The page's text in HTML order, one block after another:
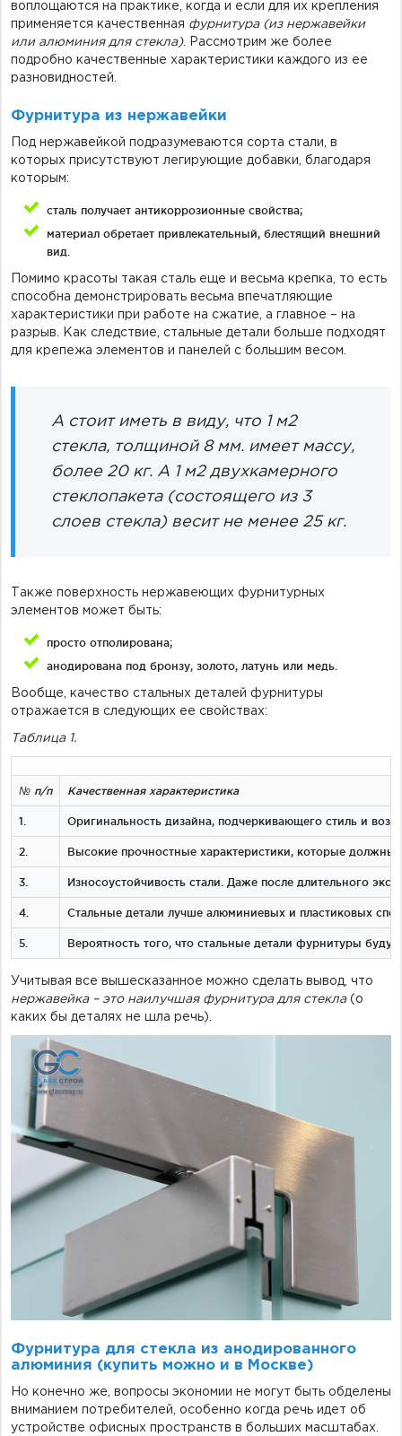
воплощаются на практике, когда и если для их крепления
применяется качественная фурнитура (из нержавейки
или алюминия для стекла). Рассмотрим же более
подробно качественные характеристики каждого из ее
разновидностей.
Фурнитура из нержавейки
Под нержавейкой подразумеваются сорта стали, в
которых присутствуют легирующие добавки, благодаря
которым:
сталь получает антикоррозионные свойства;
материал обретает привлекательный, блестящий внешний
вид.
Помимо красоты такая сталь еще и весьма крепка, то есть
способна демонстрировать весьма впечатляющие
характеристики при работе на сжатие, а главное – на
разрыв. Как следствие, стальные детали больше подходят
для крепежа элементов и панелей с большим весом.
А стоит иметь в виду, что 1 м2
стекла, толщиной 8 мм. имеет массу,
более 20 кг. А 1 м2 двухкамерного
стеклопакета (состоящего из 3
слоев стекла) весит не менее 25 кг.
Также поверхность нержавеющих фурнитурных
элементов может быть:
просто отполирована;
анодирована под бронзу, золото, латунь или медь.
Вообще, качество стальных деталей фурнитуры
отражается в следующих ее свойствах:
Таблица 1.
№ п/п Качественная характеристика
1. Оригинальность дизайна, подчеркивающего стиль и
2. Высокие прочностные характеристики, которые должны
3. Износоустойчивость стали. Даже после длительного
4. Стальные детали лучше алюминиевых и пластиковых
5. Вероятность того, что стальные детали фурнитуры
Учитывая все вышесказанное можно сделать вывод, что
нержавейка – это наилучшая фурнитура для стекла(о
каких бы деталях не шла речь).
Фурнитура для стекла из анодированного
алюминия (купить можно и в Москве)
Но конечно же, вопросы экономии не могут быть обделены
вниманием потребителей, особенно когда речь идет об
устройстве офисных пространств в больших масштабах.